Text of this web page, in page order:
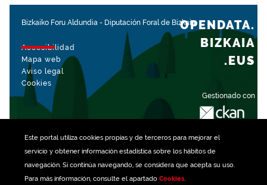
Este portal utiliza cookiespropias y de terceros para mejorar el
servicio y obtener información estadística sobre los hábitos de
navegación. Si continúa navegando, se considera que acepta su uso.
Para más información, consulte el apartado Cookies.
Bizkaiko Foru Aldundia - Diputación Foral de Bizkaia
Accesibilidad
Mapa web
Aviso legal
Cookies
Gestionado con
OPENDATA.
BIZKAIA
.EUS